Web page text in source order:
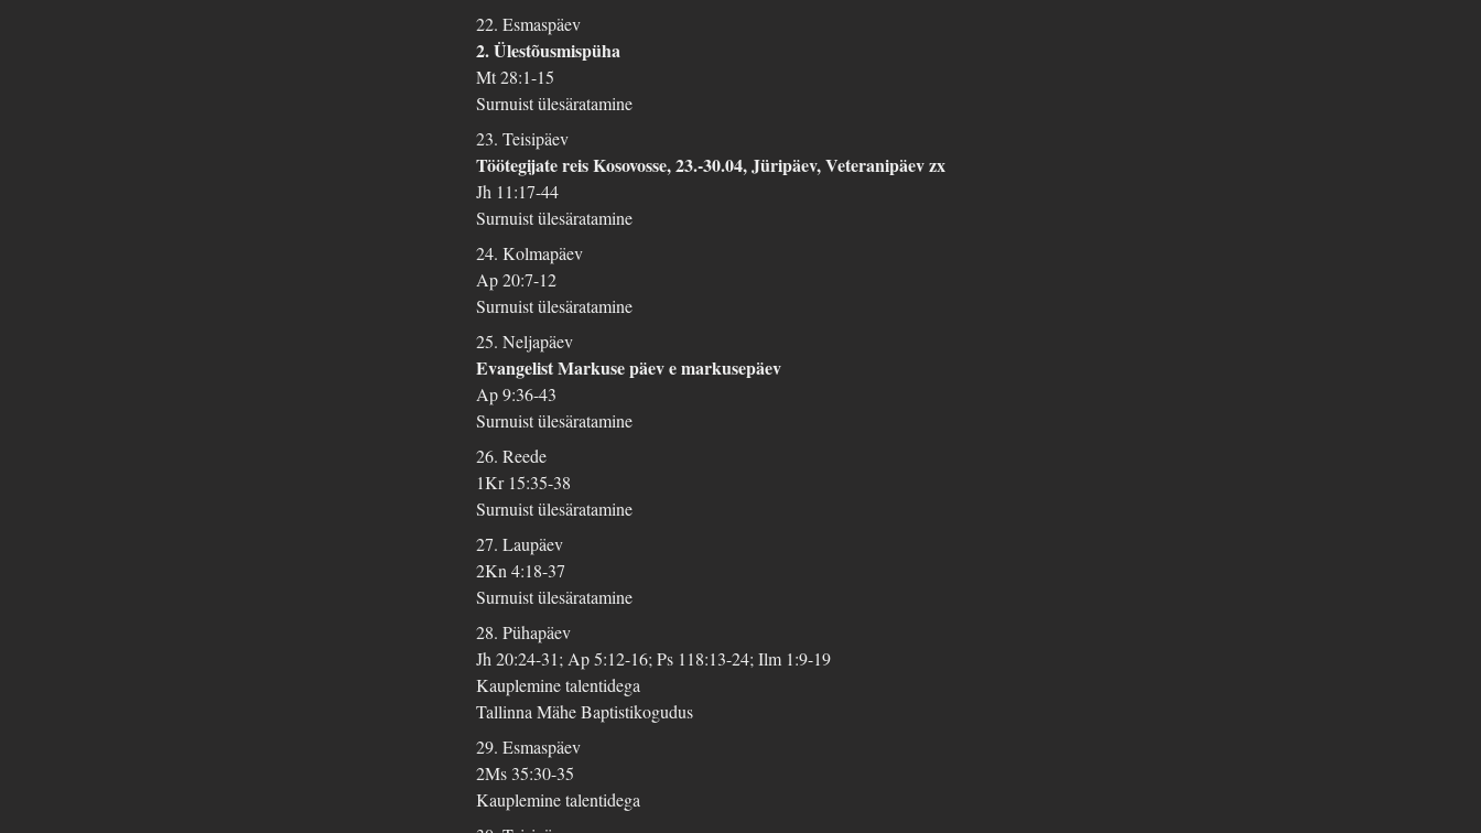
22. Esmaspäev
2. Ülestõusmispüha
Mt 28:1-15
Surnuist ülesäratamine
23. Teisipäev
Töötegijate reis Kosovosse, 23.-30.04, Jüripäev, Veteranipäev zx
Jh 11:17-44
Surnuist ülesäratamine
24. Kolmapäev
Ap 20:7-12
Surnuist ülesäratamine
25. Neljapäev
Evangelist Markuse päev e markusepäev
Ap 9:36-43
Surnuist ülesäratamine
26. Reede
1Kr 15:35-38
Surnuist ülesäratamine
27. Laupäev
2Kn 4:18-37
Surnuist ülesäratamine
28. Pühapäev
Jh 20:24-31; Ap 5:12-16; Ps 118:13-24; Ilm 1:9-19
Kauplemine talentidega
Tallinna Mähe Baptistikogudus
29. Esmaspäev
2Ms 35:30-35
Kauplemine talentidega